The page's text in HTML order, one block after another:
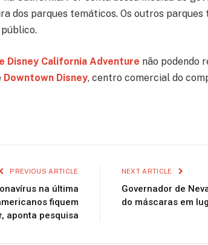
dos parques temáticos. Os outros
Disney California Adventure não podendo
Downtown Disney, centro comercial do
PREVIOUS ARTICLE
na última
fiquem
aponta pesquisa
NEXT ARTICLE
Governador de
do máscaras em